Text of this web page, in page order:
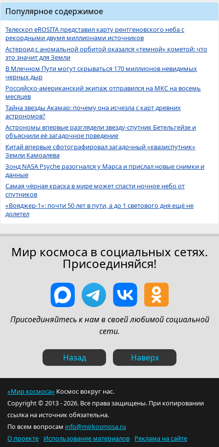
Популярное содержимое
Телескоп eROSITA представил карту рентгеновского неба с
рекордными двумя миллионами источников
Астероид с аномальной орбитой оказался «темной» кометой: что
это значит для Земли
В Млечном Пути могут скрываться 170 миллионов невидимых
черных дыр
Российско-американский экипаж отправился на МКС на восемь
месяцев
Тайна звезды Акамар: почему она исчезла с карт древних
астрономов?
Астрономы впервые разглядели звезду-спутник Бетельгейзе и
объяснили её загадочное поведение
Китай впервые сфотографировал загадочный «квазиспутник»
Земли Камоалева
Зонд NASA Psyche разогнался у Марса и прислал новые снимки и
данные
Самая чёрная краска в мире может спасти ночное небо от
спутников
«Вояджер-1»: почти 50 лет в пути, а до 1 светового дня ещё не
долетел
Мир космоса в социальных сетях.
Присоединяйся!
Присоединяйтесь к нам в своей любимой социальной
сети.
Назад Наверх
«Мир космоса» Космос вокруг нас.
Copyright © 2013 - 2026. Все права защищены. При копировании
ссылка на источник обязательна.
По всем вопросам info@mirkosmosa.ru
О проекте
Использование материалов Реклама на сайте